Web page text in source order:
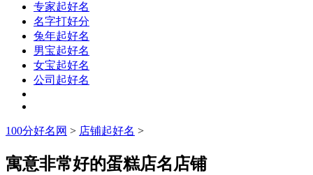
专家起好名
名字打好分
兔年起好名
男宝起好名
女宝起好名
公司起好名
100分好名网 > 店铺起好名 >
寓意非常好的蛋糕店名店铺